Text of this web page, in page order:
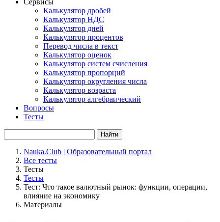
Сервисы
Калькулятор дробей
Калькулятор НДС
Калькулятор дней
Калькулятор процентов
Перевод числа в текст
Калькулятор оценок
Калькулятор систем счисления
Калькулятор пропорций
Калькулятор округления числа
Калькулятор возраста
Калькулятор алгебраический
Вопросы
Тесты
Найти
Nauka.Club | Образовательный портал
Все тесты
Тесты
Тесты
Тест: Что такое валютный рынок: функции, операции,
влияние на экономику
Материалы